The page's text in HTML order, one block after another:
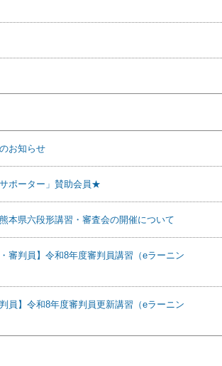
お知らせ
ポーター」賛助会員★
本県六段形講習・審査会の開催について
審判員】令和8年度審判員講習（eラーニン
員】令和8年度審判員更新講習（eラーニン